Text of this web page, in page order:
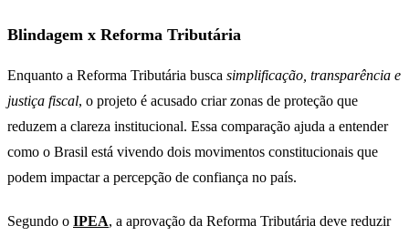
Blindagem x Reforma Tributária
Enquanto a Reforma Tributária busca simplificação, transparência e
justiça fiscal, o projeto é acusado criar zonas de proteção que
reduzem a clareza institucional. Essa comparação ajuda a entender
como o Brasil está vivendo dois movimentos constitucionais que
podem impactar a percepção de confiança no país.
Segundo o IPEA, a aprovação da Reforma Tributária deve reduzir